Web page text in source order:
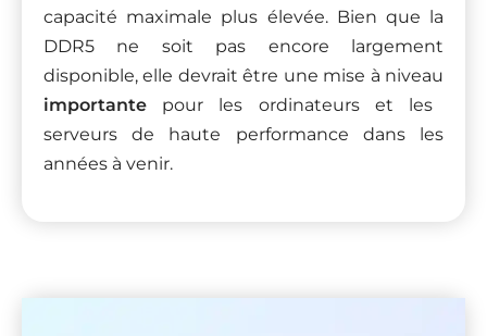
capacité maximale plus élevée. Bien que la
DDR5 ne soit pas encore largement
disponible, elle devrait être une mise à niveau
importante pour les ordinateurs et les
serveurs de haute performance dans les
années à venir.